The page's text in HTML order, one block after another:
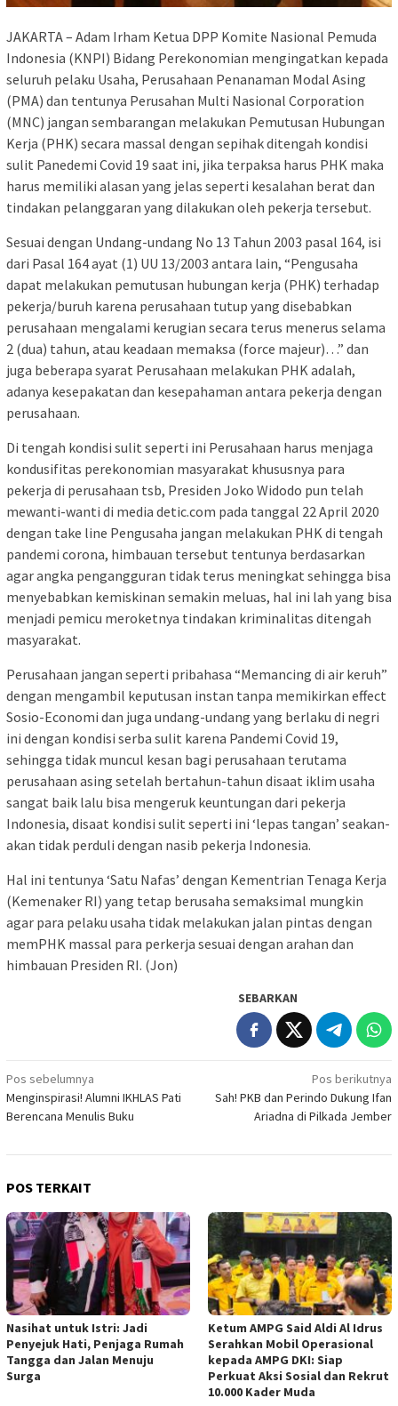
JAKARTA – Adam Irham Ketua DPP Komite Nasional Pemuda
Indonesia (KNPI) Bidang Perekonomian mengingatkan kepada
seluruh pelaku Usaha, Perusahaan Penanaman Modal Asing
(PMA) dan tentunya Perusahan Multi Nasional Corporation
(MNC) jangan sembarangan melakukan Pemutusan Hubungan
Kerja (PHK) secara massal dengan sepihak ditengah kondisi
sulit Panedemi Covid 19 saat ini, jika terpaksa harus PHK maka
harus memiliki alasan yang jelas seperti kesalahan berat dan
tindakan pelanggaran yang dilakukan oleh pekerja tersebut.
Sesuai dengan Undang-undang No 13 Tahun 2003 pasal 164, isi
dari Pasal 164 ayat (1) UU 13/2003 antara lain, “Pengusaha
dapat melakukan pemutusan hubungan kerja (PHK) terhadap
pekerja/buruh karena perusahaan tutup yang disebabkan
perusahaan mengalami kerugian secara terus menerus selama
2 (dua) tahun, atau keadaan memaksa (force majeur)…” dan
juga beberapa syarat Perusahaan melakukan PHK adalah,
adanya kesepakatan dan kesepahaman antara pekerja dengan
perusahaan.
Di tengah kondisi sulit seperti ini Perusahaan harus menjaga
kondusifitas perekonomian masyarakat khususnya para
pekerja di perusahaan tsb, Presiden Joko Widodo pun telah
mewanti-wanti di media detic.com pada tanggal 22 April 2020
dengan take line Pengusaha jangan melakukan PHK di tengah
pandemi corona, himbauan tersebut tentunya berdasarkan
agar angka pengangguran tidak terus meningkat sehingga bisa
menyebabkan kemiskinan semakin meluas, hal ini lah yang bisa
menjadi pemicu meroketnya tindakan kriminalitas ditengah
masyarakat.
Perusahaan jangan seperti pribahasa “Memancing di air keruh”
dengan mengambil keputusan instan tanpa memikirkan effect
Sosio-Economi dan juga undang-undang yang berlaku di negri
ini dengan kondisi serba sulit karena Pandemi Covid 19,
sehingga tidak muncul kesan bagi perusahaan terutama
perusahaan asing setelah bertahun-tahun disaat iklim usaha
sangat baik lalu bisa mengeruk keuntungan dari pekerja
Indonesia, disaat kondisi sulit seperti ini ‘lepas tangan’ seakan-
akan tidak perduli dengan nasib pekerja Indonesia.
Hal ini tentunya ‘Satu Nafas’ dengan Kementrian Tenaga Kerja
(Kemenaker RI) yang tetap berusaha semaksimal mungkin
agar para pelaku usaha tidak melakukan jalan pintas dengan
memPHK massal para perkerja sesuai dengan arahan dan
himbauan Presiden RI. (Jon)
SEBARKAN
Navigasi
pos
Pos sebelumnya
Menginspirasi! Alumni IKHLAS Pati
Berencana Menulis Buku
Pos berikutnya
Sah! PKB dan Perindo Dukung Ifan
Ariadna di Pilkada Jember
POS TERKAIT
Nasihat untuk Istri: Jadi
Penyejuk Hati, Penjaga Rumah
Tangga dan Jalan Menuju
Surga
Ketum AMPG Said Aldi Al Idrus
Serahkan Mobil Operasional
kepada AMPG DKI: Siap
Perkuat Aksi Sosial dan Rekrut
10.000 Kader Muda